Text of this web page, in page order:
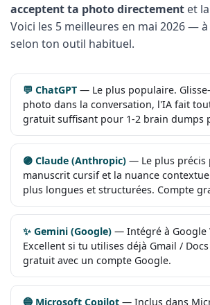
acceptent ta photo directement et
Voici les 5 meilleures en mai 2026 —
selon ton outil habituel.
💬 ChatGPT — Le plus populaire.
photo dans la conversation, l'IA fait
gratuit suffisant pour 1-2 brain dumps
🟣 Claude (Anthropic) — Le plus précis
manuscrit cursif et la nuance
plus longues et structurées. Compte
✨ Gemini (Google) — Intégré à Google
Excellent si tu utilises déjà Gmail /
gratuit avec un compte Google.
🔵 Microsoft Copilot — Inclus dans